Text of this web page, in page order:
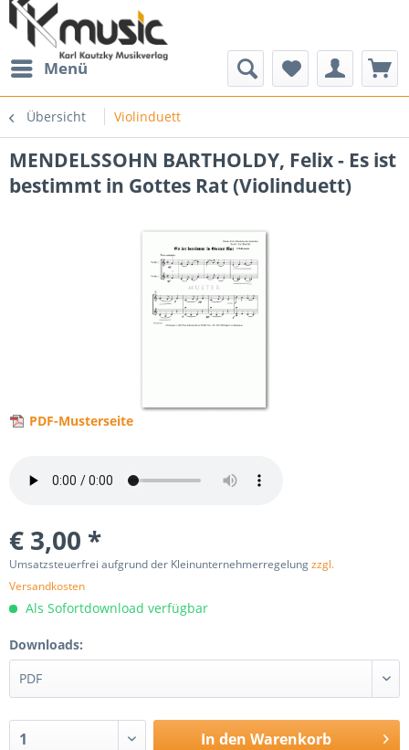
Menü
Übersicht Violinduett
MENDELSSOHN BARTHOLDY, Felix - Es ist
bestimmt in Gottes Rat (Violinduett)
PDF-Musterseite
€ 3,00 *
Umsatzsteuerfrei aufgrund der Kleinunternehmerregelungzzgl.
Versandkosten
Als Sofortdownload verfügbar
Downloads:
In den Warenkorb